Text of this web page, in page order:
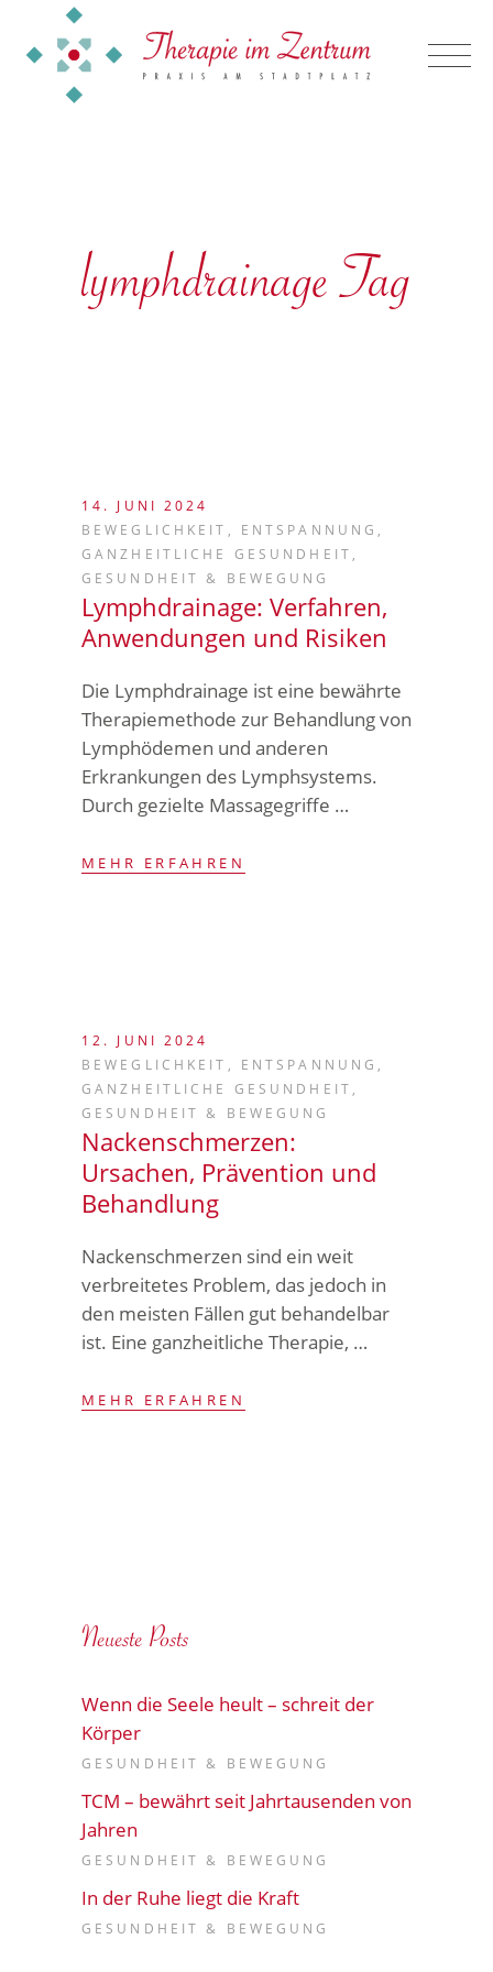
lymphdrainage Tag
14. JUNI 2024
BEWEGLICHKEIT , ENTSPANNUNG ,
GANZHEITLICHE GESUNDHEIT ,
GESUNDHEIT & BEWEGUNG
Lymphdrainage: Verfahren,
Anwendungen und Risiken
Die Lymphdrainage ist eine bewährte
Therapiemethode zur Behandlung von
Lymphödemen und anderen
Erkrankungen des Lymphsystems.
Durch gezielte Massagegriffe …
MEHR ERFAHREN
12. JUNI 2024
BEWEGLICHKEIT , ENTSPANNUNG ,
GANZHEITLICHE GESUNDHEIT ,
GESUNDHEIT & BEWEGUNG
Nackenschmerzen:
Ursachen, Prävention und
Behandlung
Nackenschmerzen sind ein weit
verbreitetes Problem, das jedoch in
den meisten Fällen gut behandelbar
ist. Eine ganzheitliche Therapie, …
MEHR ERFAHREN
Neueste Posts
Wenn die Seele heult – schreit der
Körper
GESUNDHEIT & BEWEGUNG
TCM – bewährt seit Jahrtausenden von
Jahren
GESUNDHEIT & BEWEGUNG
In der Ruhe liegt die Kraft
GESUNDHEIT & BEWEGUNG